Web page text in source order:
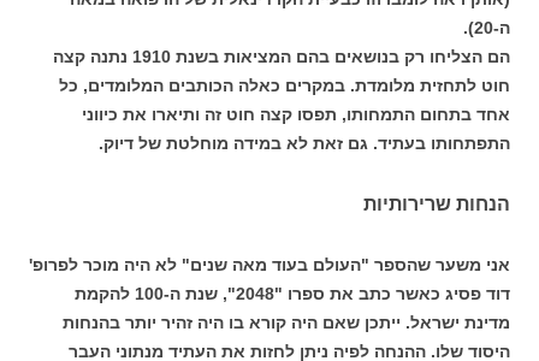
ה-20).
הם הצליחו רק בנושאים בהם המציאות בשנת 1910 נתנה קצה
חוט לתחזית מלומדת. במקרים כאלה הכותבים המלומדים, כל
אחד בתחום התמחותו, תפסו קצה חוט זה ותיארו את כיווני
התפתחותו בעתיד. גם זאת לא במידה מוחלטת של דיוק.
הנחות שרירותיות
אני משער שהספר "העולם בעוד מאה שנים" לא היה מוכר לפרופ'
דוד פסיג כאשר כתב את ספרו "2048", שנת ה-100 להקמת
מדינת ישראל. ייתכן שאם היה קורא בו היה זהיר יותר בהנחות
היסוד שלו. ההנחה לפיה ניתן לחזות את העתיד מנתוני העבר